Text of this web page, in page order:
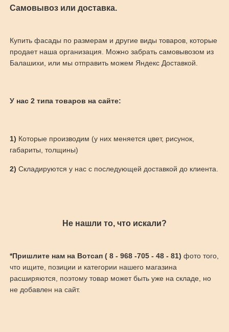
Самовывоз или доставка.
Купить фасады по размерам и другие виды товаров, которые
продает наша организация. Можно забрать самовывозом из
Балашихи, или мы отправить можем Яндекс Доставкой.
У нас 2 типа товаров на сайте:
1) Которые производим (у них меняется цвет, рисунок,
габариты, толщины)
2) Складируются у нас с последующей доставкой до клиента.
Не нашли то, что искали?
*Пришлите нам на Вотсап ( 8 - 968 -705 - 48 - 81) фото того,
что ищите, позиции и категории нашего магазина
расширяются, поэтому товар может быть уже на складе, но
не добавлен на сайт.